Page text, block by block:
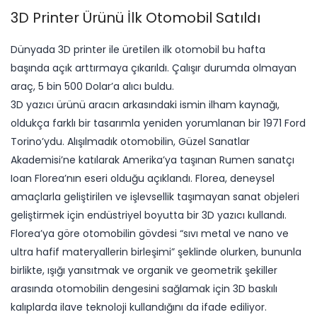
3D Printer Ürünü İlk Otomobil Satıldı
Dünyada 3D printer ile üretilen ilk otomobil bu hafta
başında açık arttırmaya çıkarıldı. Çalışır durumda olmayan
araç, 5 bin 500 Dolar’a alıcı buldu.
3D yazıcı ürünü aracın arkasındaki ismin ilham kaynağı,
oldukça farklı bir tasarımla yeniden yorumlanan bir 1971 Ford
Torino’ydu. Alışılmadık otomobilin, Güzel Sanatlar
Akademisi’ne katılarak Amerika’ya taşınan Rumen sanatçı
Ioan Florea’nın eseri olduğu açıklandı. Florea, deneysel
amaçlarla geliştirilen ve işlevsellik taşımayan sanat objeleri
geliştirmek için endüstriyel boyutta bir 3D yazıcı kullandı.
Florea’ya göre otomobilin gövdesi “sıvı metal ve nano ve
ultra hafif materyallerin birleşimi” şeklinde olurken, bununla
birlikte, ışığı yansıtmak ve organik ve geometrik şekiller
arasında otomobilin dengesini sağlamak için 3D baskılı
kalıplarda ilave teknoloji kullandığını da ifade ediliyor.